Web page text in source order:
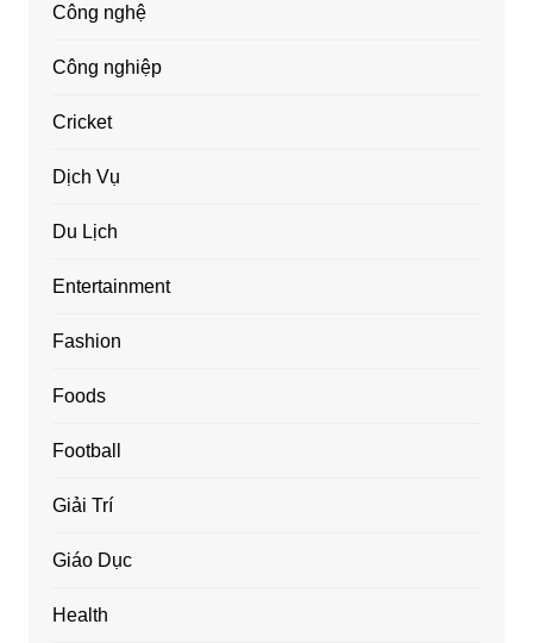
Công nghệ
Công nghiệp
Cricket
Dịch Vụ
Du Lịch
Entertainment
Fashion
Foods
Football
Giải Trí
Giáo Dục
Health